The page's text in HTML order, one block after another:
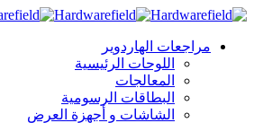
مراجعات الهاردوير
اللوحات الرئيسية
المعالجات
البطاقات الرسومية
الشاشات و أجهزة العرض